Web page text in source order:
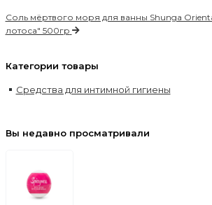
Соль мёртвого моря для ванны Shunga
лотоса" 500гр
Категории товары
Средства для интимной гигиены
Вы недавно просматривали